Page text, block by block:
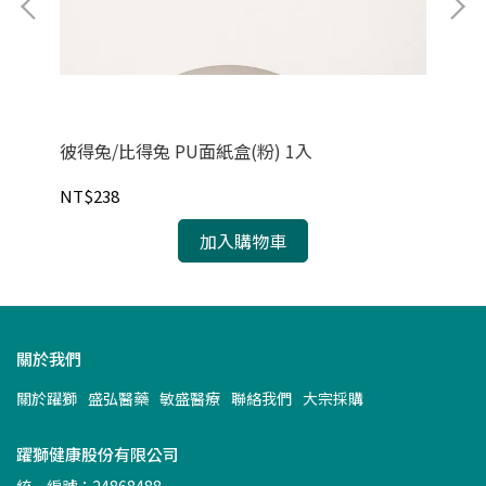
彼得兔/比得兔 PU面紙盒(粉) 1入
NT$238
加入購物車
關於我們
關於躍獅 盛弘醫藥 敏盛醫療 聯絡我們 大宗採購
躍獅健康股份有限公司